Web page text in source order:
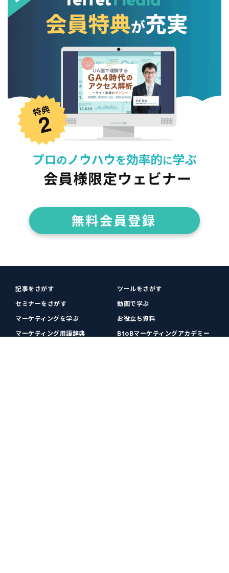
記事をさがす
ツールをさがす
セミナーをさがす
動画で学ぶ
マーケティングを学ぶ
お役立ち資料
マーケティング用語辞典
BtoBマーケティングアカデミー